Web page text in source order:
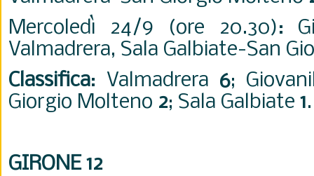
Mercoledì 24/9 (ore 20.30):
Valmadrera, Sala Galbiate-San
Classifica: Valmadrera 6;
Giorgio Molteno 2; Sala Galbiate 1.
GIRONE 12